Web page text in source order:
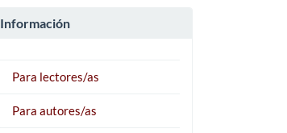
Información
Para lectores/as
Para autores/as